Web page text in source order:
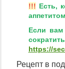
!!! Есть,
Если
https://
Рецепт в